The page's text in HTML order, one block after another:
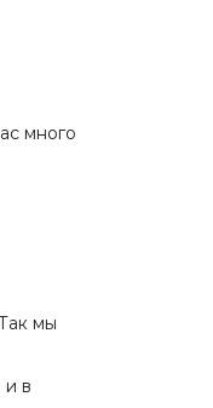
много
мы
и в